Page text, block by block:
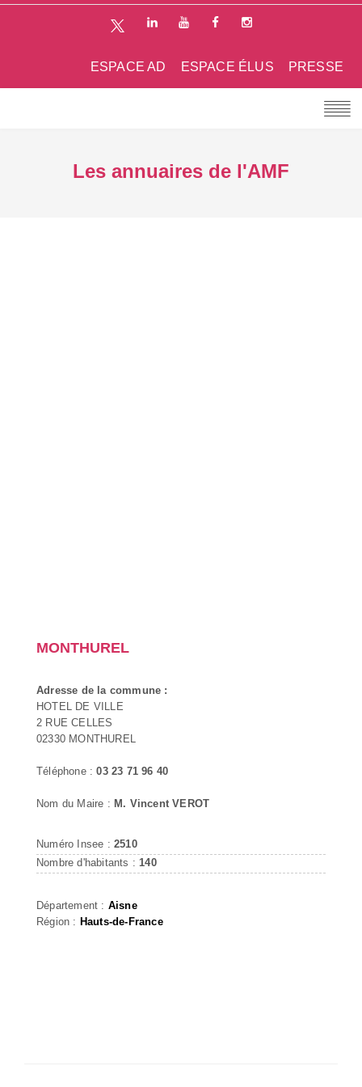
PRESSE
ESPACE ÉLUS
ESPACE AD
Les annuaires de l'AMF
MONTHUREL
Adresse de la commune :
HOTEL DE VILLE
2 RUE CELLES
02330 MONTHUREL
Téléphone :03 23 71 96 40
Nom du Maire : M. Vincent VEROT
Numéro Insee : 2510
Nombre d'habitants : 140
Département : Aisne
Région : Hauts-de-France